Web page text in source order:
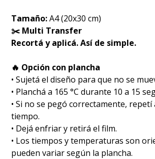
Tamaño:A4 (20x30 cm)
✂️ Multi Transfer
Recortá y aplicá. Así de simple.
🔥 Opción con plancha
• Sujetá el diseño para que no se
• Planchá a 165 °C durante 10 a 15
• Si no se pegó correctamente,
tiempo.
• Dejá enfriar y retirá el film.
• Los tiempos y temperaturas son
pueden variar según la plancha.